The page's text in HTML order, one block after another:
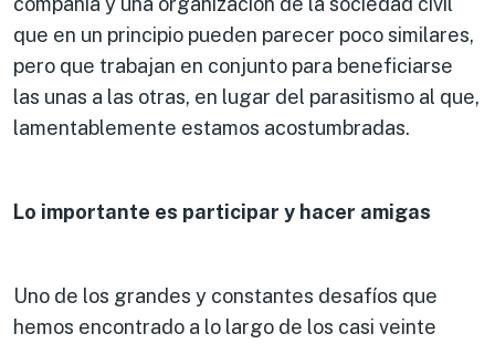
que en un principio pueden parecer poco similares,
pero que trabajan en conjunto para beneficiarse
las unas a las otras, en lugar del parasitismo al que,
lamentablemente estamos acostumbradas.
Lo importante es participar y hacer amigas
Uno de los grandes y constantes desafíos que
hemos encontrado a lo largo de los casi veinte